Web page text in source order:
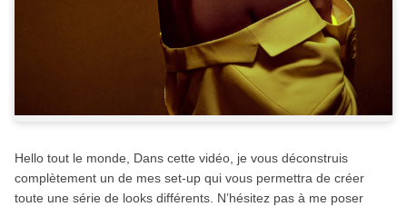
Hello tout le monde, Dans cette vidéo, je vous déconstruis
complètement un de mes set-up qui vous permettra de créer
toute une série de looks différents. N’hésitez pas à me poser